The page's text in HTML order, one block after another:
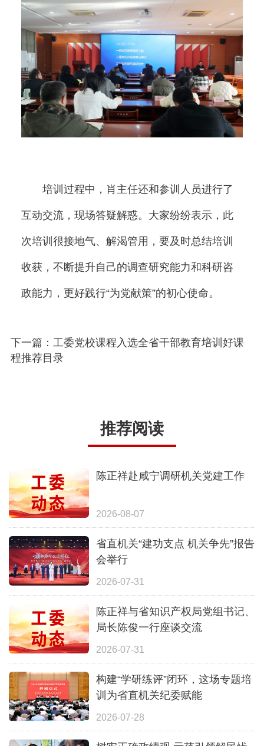
培训过程中，肖主任还和参训人员进行了
互动交流，现场答疑解惑。大家纷纷表示，此
次培训很接地气、解渴管用，要及时总结培训
收获，不断提升自己的调查研究能力和科研咨
政能力，更好践行“为党献策”的初心使命。
下一篇：工委党校课程入选全省干部教育培训好课
程推荐目录
推荐阅读
陈正祥赴咸宁调研机关党建工作
2026-08-07
省直机关“建功支点 机关争先”报告
会举行
2026-07-31
陈正祥与省知识产权局党组书记、
局长陈俊一行座谈交流
2026-07-31
构建“学研练评”闭环，这场专题培
训为省直机关纪委赋能
2026-07-28